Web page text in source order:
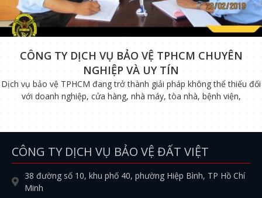
CÔNG TY DỊCH VỤ BẢO VỆ TPHCM CHUYÊN
NGHIỆP VÀ UY TÍN
Dịch vụ bảo vệ TPHCM đang trở thành giải pháp không thể thiếu đối
với doanh nghiệp, cửa hàng, nhà máy, tòa nhà, bệnh viện,
CÔNG TY DỊCH VỤ BẢO VỆ ĐẤT VIỆT
38 đường số 10, khu phố 40, phường Hiệp Bình, TP Hồ Chí
Minh